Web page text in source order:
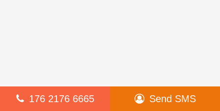
176 2176 6665 Send SMS